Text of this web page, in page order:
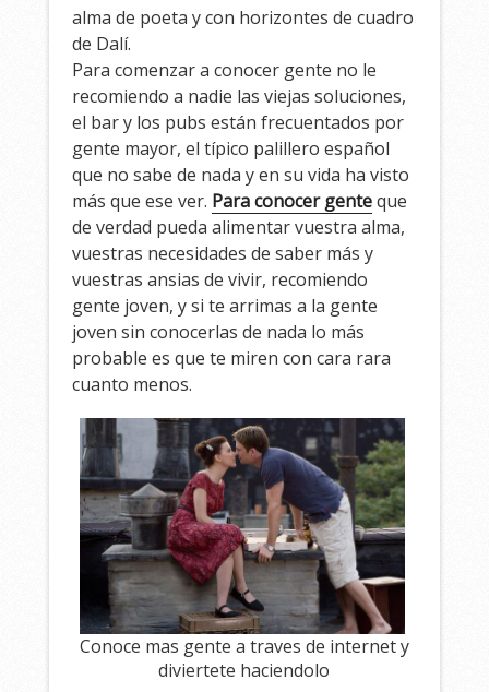
alma de poeta y con horizontes de cuadro
de Dalí.
Para comenzar a conocer gente no le
recomiendo a nadie las viejas soluciones,
el bar y los pubs están frecuentados por
gente mayor, el típico palillero español
que no sabe de nada y en su vida ha visto
más que ese ver. Para conocer genteque
de verdad pueda alimentar vuestra alma,
vuestras necesidades de saber más y
vuestras ansias de vivir, recomiendo
gente joven, y si te arrimas a la gente
joven sin conocerlas de nada lo más
probable es que te miren con cara rara
cuanto menos.
Conoce mas gente a traves de internet y
diviertete haciendolo